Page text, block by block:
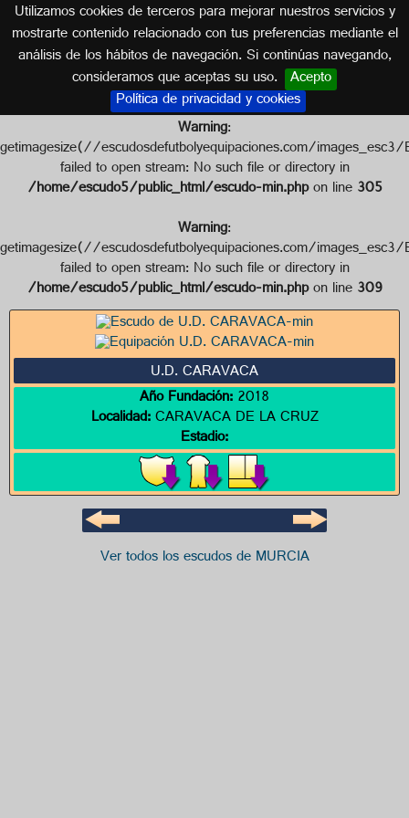
Utilizamos cookies de terceros para mejorar nuestros servicios y
mostrarte contenido relacionado con tus preferencias mediante el
análisis de los hábitos de navegación. Si continúas navegando,
consideramos que aceptas su uso. Acepto
Política de privacidad y cookies
Escudo de U.D. CARAVACA
MURCIA
Warning:
getimagesize(//escudosdefutbolyequipaciones.com/
failed to open stream: No such file or directory in
/home/escudo5/public_html/escudo-min.phpon line305
Warning:
getimagesize(//escudosdefutbolyequipaciones.com/
failed to open stream: No such file or directory in
/home/escudo5/public_html/escudo-min.phpon line309
U.D. CARAVACA
Año Fundación:2018
Localidad:CARAVACA DE LA CRUZ
Estadio:
Ver todos los escudos de MURCIA